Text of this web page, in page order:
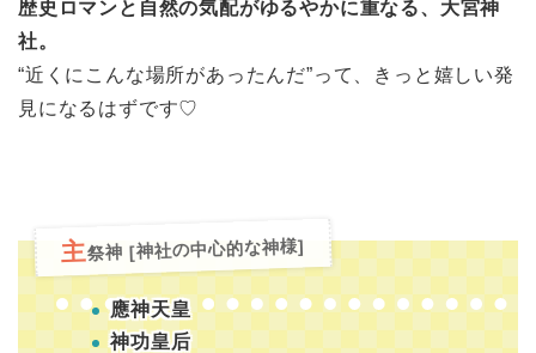
歴史ロマンと自然の気配がゆるやかに重なる、大宮神
社。
“近くにこんな場所があったんだ”って、きっと嬉しい発
見になるはずです♡
主祭神 [神社の中心的な神様]
應神天皇
神功皇后